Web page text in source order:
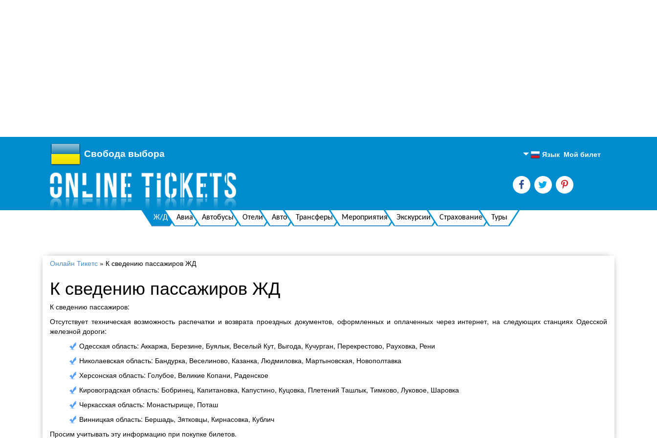
Мой билет
Язык
Английский
Свобода выбора
Ж/Д Авиа Автобусы Отели Авто Трансферы Мероприятия Экскурсии Страхование Туры
Онлайн Тикетс » К сведению пассажиров ЖД
К сведению пассажиров ЖД
К сведению пассажиров:
Отсутствует техническая возможность распечатки и возврата проездных документов, оформленных и оплаченных через интернет, на следующих станциях Одесской
железной дороги:
Одесская область: Аккаржа, Березине, Буялык, Веселый Кут, Выгода, Кучурган, Перекрестово, Рауховка, Рени
Николаевская область: Бандурка, Веселиново, Казанка, Людмиловка, Мартыновская, Новополтавка
Херсонская область: Голубое, Великие Копани, Раденское
Кировоградская область: Бобринец, Капитановка, Капустино, Куцовка, Плетений Ташлык, Тимково, Луковое, Шаровка
Черкасская область: Монастырище, Поташ
Винницкая область: Бершадь, Зятковцы, Кирнасовка, Кублич
Просим учитывать эту информацию при покупке билетов.